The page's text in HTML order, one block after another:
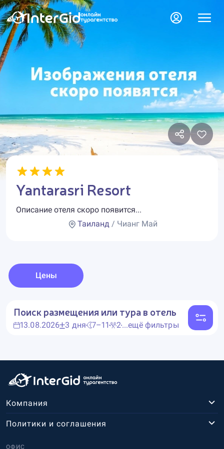
Yantarasri Resort
Описание отеля скоро появится...
Таиланд/ Чианг Май
Цены
Поиск размещения или тура в отель
13.08.2026 3 дня 7–11 2...ещё фильтры
Компания
ОФИС
Политики и соглашения